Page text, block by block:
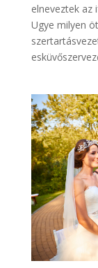
elneveztek az
Ugye milyen